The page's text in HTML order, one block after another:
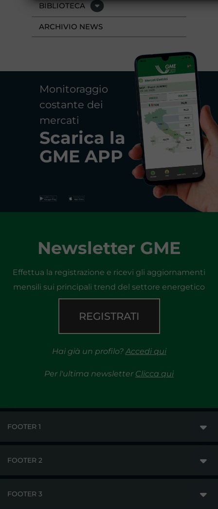
BIBLIOTECA
ARCHIVIO NEWS
Monitoraggio
costante dei
mercati
Scarica la
GME APP
Newsletter GME
Effettua la registrazione e ricevi gli aggiornamenti
mensili sui principali trend del settore energetico
REGISTRATI
Hai già un profilo?Accedi qui
Per l'ultima newsletter Clicca qui
FOOTER 1
FOOTER 2
FOOTER 3